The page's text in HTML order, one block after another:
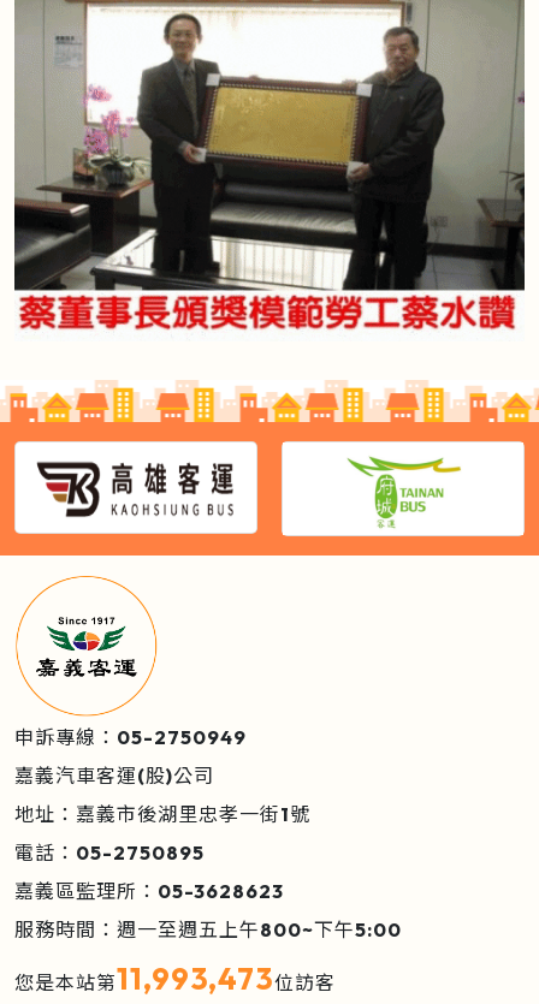
申訴專線：05-2750949
嘉義汽車客運(股)公司
地址：嘉義市後湖里忠孝一街1號
電話：05-2750895
嘉義區監理所：05-3628623
服務時間：週一至週五上午800~下午5:00
您是本站第11,993,473位訪客